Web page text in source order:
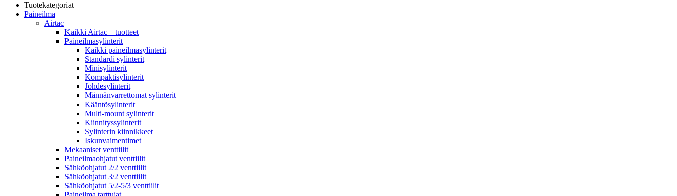
Tuotekategoriat
Paineilma
Airtac
Kaikki Airtac – tuotteet
Paineilmasylinterit
Kaikki paineilmasylinterit
Standardi sylinterit
Minisylinterit
Kompaktisylinterit
Johdesylinterit
Männänvarrettomat sylinterit
Kääntösylinterit
Multi-mount sylinterit
Kiinnityssylinterit
Sylinterin kiinnikkeet
Iskunvaimentimet
Mekaaniset venttiilit
Paineilmaohjatut venttiilit
Sähköohjatut 2/2 venttiilit
Sähköohjatut 3/2 venttiilit
Sähköohjatut 5/2-5/3 venttiilit